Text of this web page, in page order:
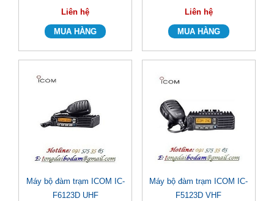
Liên hệ
Liên hệ
Máy bộ đàm trạm ICOM IC-
F6123D UHF
Máy bộ đàm trạm ICOM IC-
F5123D VHF